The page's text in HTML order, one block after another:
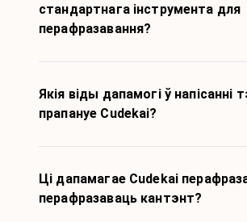
стандартнага інструмента для
перафразавання?
Якія віды дапамогі ў напісанні
прапануе Cudekai?
Ці дапамагае Cudekai
перафразаваць кантэнт?